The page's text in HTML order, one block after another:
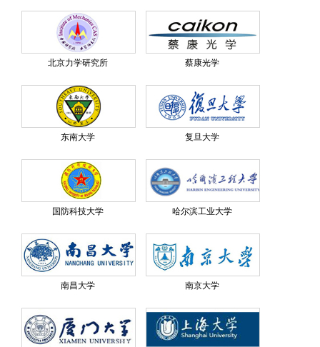
北京力学研究所 蔡康光学
东南大学 复旦大学
国防科技大学 哈尔滨工业大学
南昌大学 南京大学